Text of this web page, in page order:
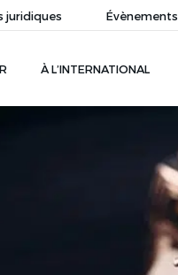
juridiques Évènements
À L’INTERNATIONAL